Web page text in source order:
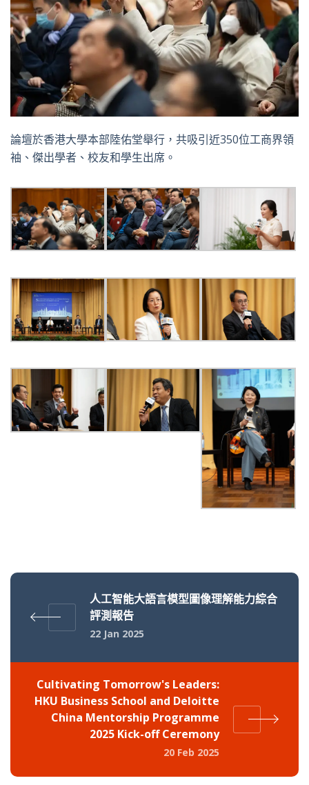
論壇於香港大學本部陸佑堂舉行，共吸引近350位工商界領
袖、傑出學者、校友和學生出席。
人工智能大語言模型圖像理解能力綜合
評測報告
22 Jan 2025
Cultivating Tomorrow's Leaders:
HKU Business School and Deloitte
China Mentorship Programme
2025 Kick-off Ceremony
20 Feb 2025